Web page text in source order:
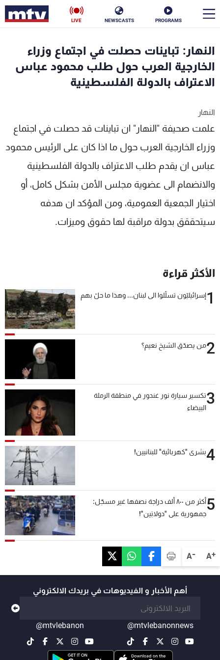
PROGRAMS
NEWSCASTS
LIVE
A+
A-
النهار: تباينات حصلت في اجتماع وزراء
الخارجية العرب حول طلب محمود عباس
الاعتراف بالدولة الفلسطينية
النهار
علمت صحيفة "النهار" ان تباينات قد حصلت في اجتماع
وزراء الخارجية العرب حول ما اذا كان على الرئيس محمود
عباس ان يقدم طلب الاعتراف بالدولة الفلسطينية
والانضمام الى عضوية مجلس الأمن بشكل كامل، أو
اختيار الجمعية العمومية، ومن المؤكد ان هدفه
سيتحققق بدولة مراقبة لها حقوق وميزات.
الأكثر قراءة
1إسرائيليّون تسلّلوا الى لبنان... وهذا ما حلّ بهم
2من يصدّق الشيخ نعيم؟
3تكسير سيارة نور غندور في منطقة الرملة
البيضاء
4بشرى "كهربائية" للبنانيين!
5
أكثر من ٨٠٠ ألف دراجة نصفها غير مسجّل:
جمهورية على "دولابَين"!
أهم الأخبار و الفيديوهات في بريدك الالكتروني
@mtvlebanonnews
@mtvlebanon
الأخبار
سياسة ناس
إقتصاد
البرامج
جدول البرامج
عن MTV
لاعلاناتكم
شروط الإسـتخدام
سياسة الخصوصية